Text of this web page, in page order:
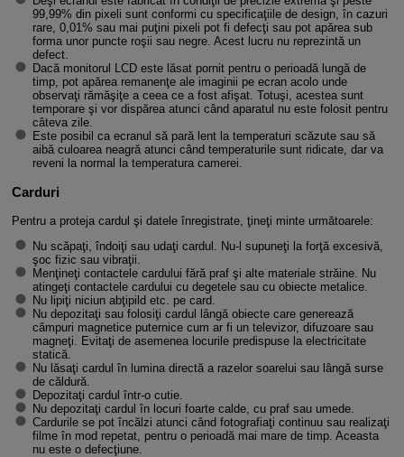
99,99% din pixeli sunt conformi cu specificaţiile de design, în cazuri
rare, 0,01% sau mai puţini pixeli pot fi defecţi sau pot apărea sub
forma unor puncte roşii sau negre. Acest lucru nu reprezintă un
defect.
Dacă monitorul LCD este lăsat pornit pentru o perioadă lungă de
timp, pot apărea remanenţe ale imaginii pe ecran acolo unde
observaţi rămăşiţe a ceea ce a fost afişat. Totuşi, acestea sunt
temporare şi vor dispărea atunci când aparatul nu este folosit pentru
câteva zile.
Este posibil ca ecranul să pară lent la temperaturi scăzute sau să
aibă culoarea neagră atunci când temperaturile sunt ridicate, dar va
reveni la normal la temperatura camerei.
Carduri
Pentru a proteja cardul şi datele înregistrate, ţineţi minte următoarele:
Nu scăpaţi, îndoiţi sau udaţi cardul. Nu-l supuneţi la forţă excesivă,
şoc fizic sau vibraţii.
Menţineţi contactele cardului fără praf şi alte materiale străine. Nu
atingeţi contactele cardului cu degetele sau cu obiecte metalice.
Nu lipiţi niciun abţipild etc. pe card.
Nu depozitaţi sau folosiţi cardul lângă obiecte care generează
câmpuri magnetice puternice cum ar fi un televizor, difuzoare sau
magneţi. Evitaţi de asemenea locurile predispuse la electricitate
statică.
Nu lăsaţi cardul în lumina directă a razelor soarelui sau lângă surse
de căldură.
Depozitaţi cardul într-o cutie.
Nu depozitaţi cardul în locuri foarte calde, cu praf sau umede.
Cardurile se pot încălzi atunci când fotografiaţi continuu sau realizaţi
filme în mod repetat, pentru o perioadă mai mare de timp. Aceasta
nu este o defecţiune.